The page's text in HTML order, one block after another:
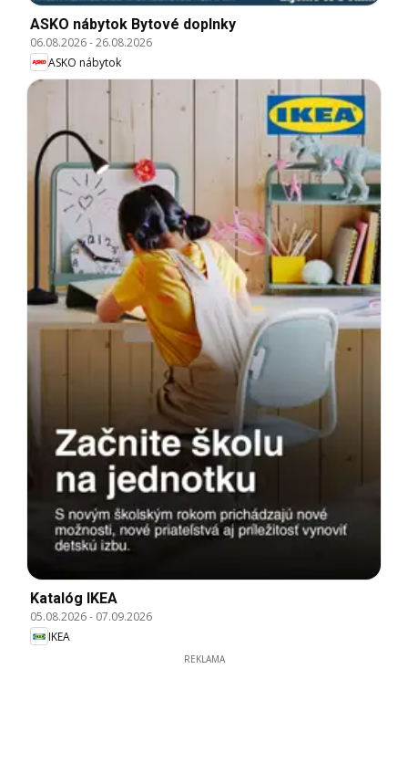
ASKO nábytok Bytové doplnky
06.08.2026-26.08.2026
ASKO nábytok
Katalóg IKEA
05.08.2026- 07.09.2026
IKEA
REKLAMA